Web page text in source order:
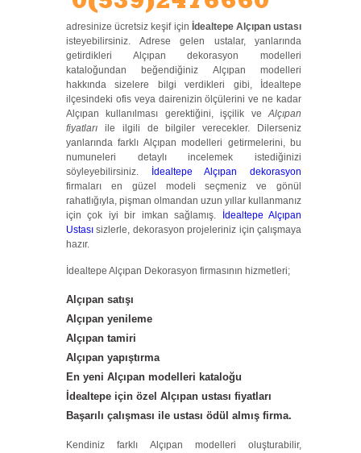
adresinize ücretsiz keşif için İdealtepe Alçıpan ustası
isteyebilirsiniz. Adrese gelen ustalar, yanlarında
getirdikleri Alçıpan dekorasyon modelleri
kataloğundan beğendiğiniz Alçıpan modelleri
hakkında sizelere bilgi verdikleri gibi, İdealtepe
ilçesindeki ofis veya dairenizin ölçülerini ve ne kadar
Alçıpan kullanılması gerektiğini, işçilik veAlçıpan
fiyatları ile ilgili de bilgiler verecekler. Dilerseniz
yanlarında farklı Alçıpan modelleri getirmelerini, bu
numuneleri detaylı incelemek istediğinizi
söyleyebilirsiniz.
İdealtepe Alçıpan dekorasyon
firmaları en güzel modeli seçmeniz ve gönül
rahatlığıyla, pişman olmandan uzun yıllar kullanmanız
için çok iyi bir imkan sağlamış.
İdealtepe Alçıpan
Ustası sizlerle, dekorasyon projeleriniz için çalışmaya
hazır.
İdealtepe Alçıpan Dekorasyon firmasının hizmetleri;
Alçıpan satışı
Alçıpan yenileme
Alçıpan tamiri
Alçıpan yapıştırma
En yeni Alçıpan modelleri kataloğu
İdealtepe için özel Alçıpan ustası fiyatları
Başarılı çalışması ile ustası ödül almış firma.
Kendiniz farklı Alçıpan modelleri oluşturabilir,